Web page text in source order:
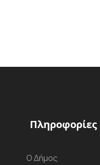
Πληροφορίες
Ο Δήμος